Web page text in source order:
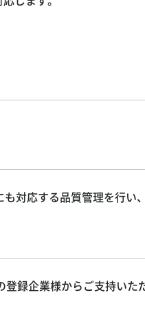
対応する品質管理を行い
録企業様からご支持いた